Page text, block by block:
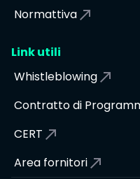
Normattiva
Link utili
Whistleblowing
Contratto di
CERT
Area fornitori